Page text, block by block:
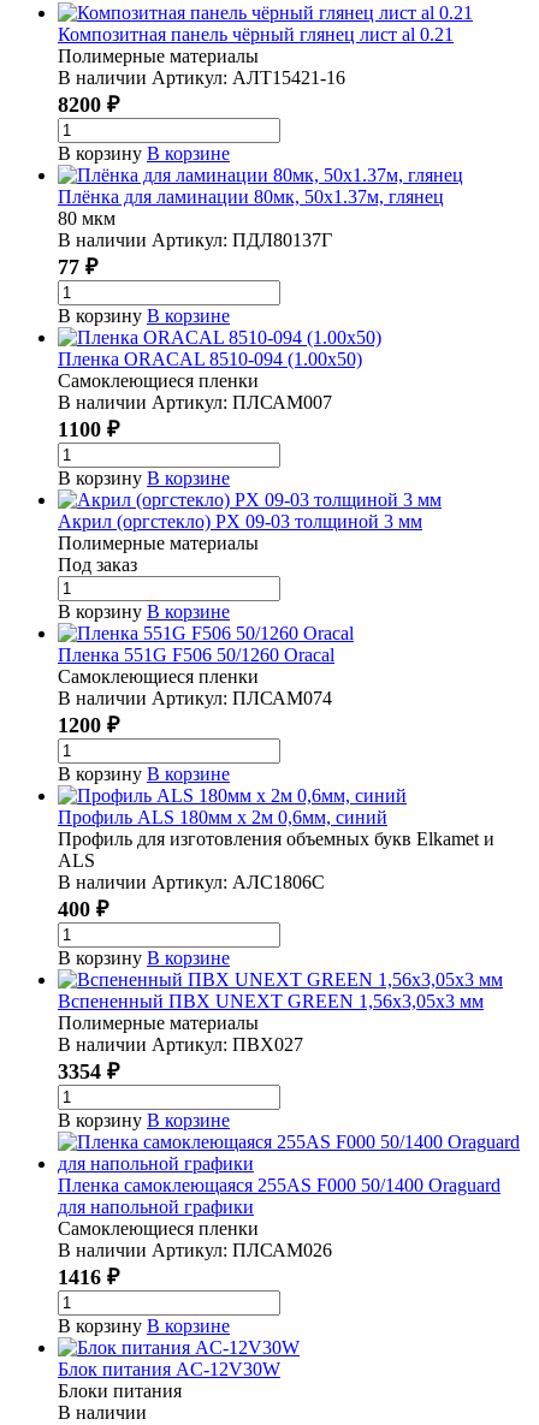
Композитная панель чёрный глянец лист al 0.21
Полимерные материалы
В наличии Артикул: АЛТ15421-16
8200 ₽
В корзину В корзине
Плёнка для ламинации 80мк, 50х1.37м, глянец
80 мкм
В наличии Артикул: ПДЛ80137Г
77 ₽
В корзину В корзине
Пленка ORACAL 8510-094 (1.00х50)
Самоклеющиеся пленки
В наличии Артикул: ПЛСАМ007
1100 ₽
В корзину В корзине
Акрил (оргстекло) PX 09-03 толщиной 3 мм
Полимерные материалы
Под заказ
В корзину В корзине
Пленка 551G F506 50/1260 Oracal
Самоклеющиеся пленки
В наличии Артикул: ПЛСАМ074
1200 ₽
В корзину В корзине
Профиль ALS 180мм х 2м 0,6мм, синий
Профиль для изготовления объемных букв Elkamet и
ALS
В наличии Артикул: АЛС1806С
400 ₽
В корзину В корзине
Вспененный ПВХ UNEXT GREEN 1,56х3,05х3 мм
Полимерные материалы
В наличии Артикул: ПВХ027
3354 ₽
В корзину В корзине
Пленка самоклеющаяся 255АS F000 50/1400 Oraguard
для напольной графики
Самоклеющиеся пленки
В наличии Артикул: ПЛСАМ026
1416 ₽
В корзину В корзине
Блок питания AС-12V30W
Блоки питания
В наличии